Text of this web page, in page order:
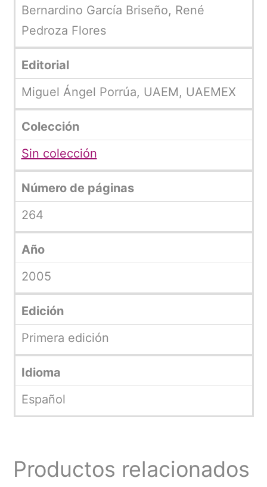
Bernardino García Briseño, René
Pedroza Flores
Editorial
Miguel Ángel Porrúa, UAEM, UAEMEX
Colección
Sin colección
Número de páginas
264
Año
2005
Edición
Primera edición
Idioma
Español
Productos relacionados